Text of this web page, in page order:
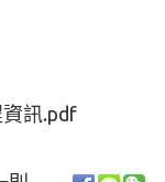
訊.pdf